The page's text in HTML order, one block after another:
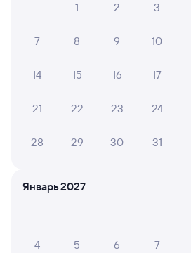
5 ⁠436 ⁠₽
Выберите
Искать билеты
Отели в Воркуте
Путешественникам нравятся эти
1
2 3
7 8 9 10
14 15 16 17
21 22 23 24
28 29 30 31
Январь 2027
4 5 6 7